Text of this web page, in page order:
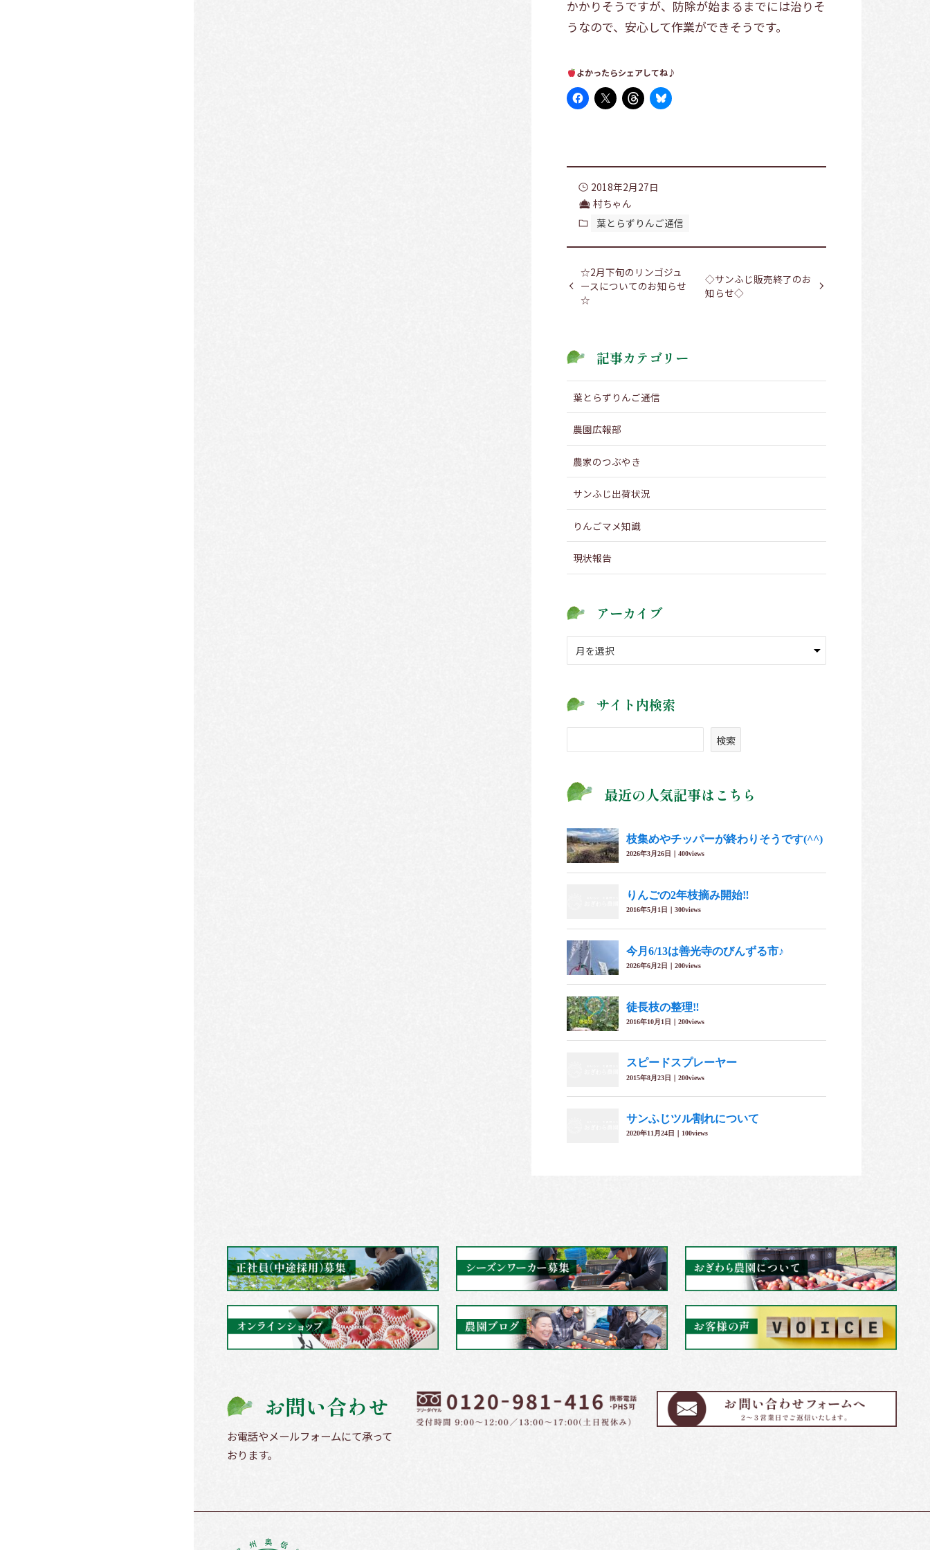
かかりそうですが、防除が始まるまでには治りそ
うなので、安心して作業ができそうです。
よかったらシェアしてね♪
2018年2月27日
村ちゃん
葉とらずりんご通信
☆2月下旬のリンゴジュ
ースについてのお知らせ
☆
◇サンふじ販売終了のお
知らせ◇
記事カテゴリー
葉とらずりんご通信
農園広報部
農家のつぶやき
サンふじ出荷状況
りんごマメ知識
現状報告
アーカイブ
ブ
サイト内検索
索
検索
最近の人気記事はこちら
お問い合わせ
お電話やメールフォームにて承って
おります。